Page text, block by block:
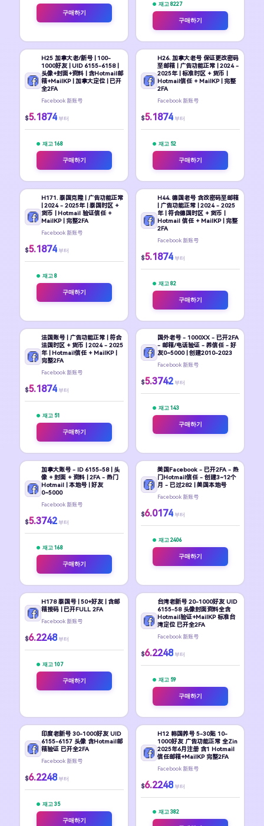
구매하기
재고 8227
구매하기
H25 加拿大老/新号 | 100-
1000好友 | UID 6155-6158 |
头像+封面+资料 | 含Hotmail邮
箱+MailKP | 加拿大定位 | 已开
全2FA
Facebook 新账号
$5.1874 부터
재고 168
구매하기
H26. 加拿大老号 保证更改密码
至邮箱 | 广告功能正常 | 2024 -
2025年 | 标准时区 + 货币 |
Hotmail信任 + MailKP | 完整
2FA
Facebook 新账号
$5.1874 부터
재고 52
구매하기
H171. 泰国克隆 | 广告功能正常
| 2024 - 2025年 | 泰国时区 +
货币 | Hotmail 验证信任 +
MailKP | 完整2FA
Facebook 新账号
$5.1874 부터
재고 8
구매하기
H44. 德国老号 含改密码至邮箱
| 广告功能正常 | 2024 - 2025
年 | 符合德国时区 + 货币 |
Hotmail 信任 + MailKP | 完整
2FA
Facebook 新账号
$5.1874 부터
재고 82
구매하기
法国账号 | 广告功能正常 | 符合
法国时区 + 货币 | 2024 - 2025
年 | Hotmail信任 + MailKP |
完整2FA
Facebook 新账号
$5.1874 부터
재고 51
구매하기
国外老号 - 1000XX - 已开2FA
- 邮箱/电话验证 - 养信任 - 好
友0~5000 | 创建2010-2023
Facebook 新账号
$5.3742 부터
재고 143
구매하기
加拿大账号 - ID 6155-58 | 头
像 + 封面 + 资料 | 2FA - 热门
Hotmail | 本地号 | 好友
0~5000
Facebook 新账号
$5.3742 부터
재고 168
구매하기
美国Facebook - 已开2FA - 热
门Hotmail信任 - 创建3~12个
月 - 已过282 | 美国本地号
Facebook 新账号
$6.0174 부터
재고 2406
구매하기
H178 泰国号 | 50+好友 | 含邮
箱接码 | 已开FULL 2FA
Facebook 新账号
$6.2248 부터
재고 107
구매하기
台湾老新号 20-1000好友 UID
6155-58 头像封面资料全含
Hotmail验证+MailKP 标准台
湾定位 已开全2FA
Facebook 新账号
$6.2248 부터
재고 59
구매하기
印度老新号 30-1000好友 UID
6155-6157 头像 含Hotmail邮
箱验证 已开全2FA
Facebook 新账号
$6.2248 부터
재고 35
구매하기
H12 韩国养号 5-30贴 10-
1000好友 广告功能正常 全Zin
2025年6月注册 含1 Hotmail
信任邮箱+MailKP 完整2FA
Facebook 新账号
$6.2248 부터
재고 382